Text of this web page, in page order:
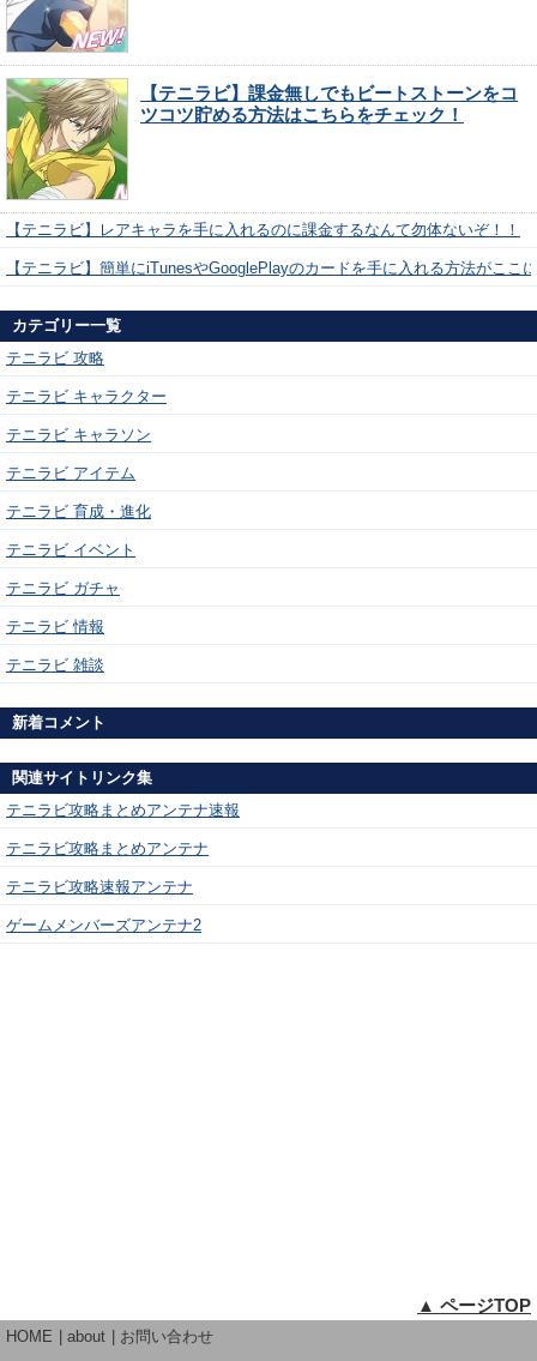
【テニラビ】課金無しでもビートストーンをコ
ツコツ貯める方法はこちらをチェック！
【テニラビ】レアキャラを手に入れるのに課金するなんて勿体ないぞ！！
【テニラビ】簡単にiTunesやGooglePlayのカードを手に入れる方法がここ
カテゴリー一覧
テニラビ 攻略
テニラビ キャラクター
テニラビ キャラソン
テニラビ アイテム
テニラビ 育成・進化
テニラビ イベント
テニラビ ガチャ
テニラビ 情報
テニラビ 雑談
新着コメント
関連サイトリンク集
テニラビ攻略まとめアンテナ速報
テニラビ攻略まとめアンテナ
テニラビ攻略速報アンテナ
ゲームメンバーズアンテナ2
▲ ページTOP
HOME about お問い合わせ